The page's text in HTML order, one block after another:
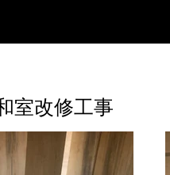
室改修工事